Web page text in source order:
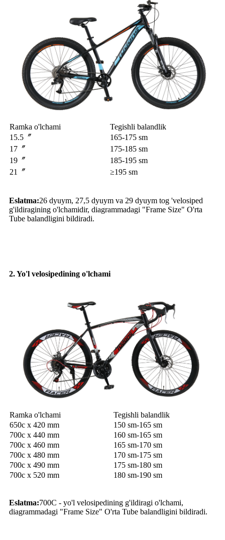
Ramka o'lchami
Tegishli balandlik
15.5〞
165-175 sm
17〞
175-185 sm
19〞
185-195 sm
21〞
≥195 sm
Eslatma:26 dyuym, 27,5 dyuym va 29 dyuym tog 'velosiped
g'ildiragining o'lchamidir, diagrammadagi "Frame Size" O'rta
Tube balandligini bildiradi.
2. Yo'l velosipedining o'lchami
Ramka o'lchami
Tegishli balandlik
650c x 420 mm
150 sm-165 sm
700c x 440 mm
160 sm-165 sm
700c x 460 mm
165 sm-170 sm
700c x 480 mm
170 sm-175 sm
700c x 490 mm
175 sm-180 sm
700c x 520 mm
180 sm-190 sm
Eslatma:700C - yo'l velosipedining g'ildiragi o'lchami,
diagrammadagi "Frame Size" O'rta Tube balandligini bildiradi.